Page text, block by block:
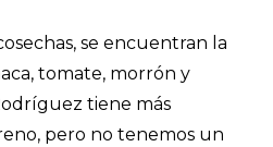
se encuentran la
tomate, morrón y
tiene más
pero no tenemos un